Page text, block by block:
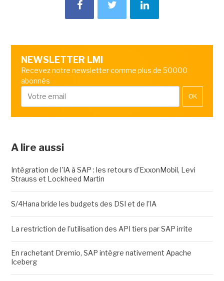
NEWSLETTER LMI
Recevez notre newsletter comme plus de 50000
abonnés
OK
A lire aussi
Intégration de l'IA à SAP : les retours d'ExxonMobil, Levi
Strauss et Lockheed Martin
S/4Hana bride les budgets des DSI et de l'IA
La restriction de l'utilisation des API tiers par SAP irrite
En rachetant Dremio, SAP intègre nativement Apache
Iceberg